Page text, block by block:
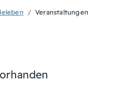
Veranstaltungen